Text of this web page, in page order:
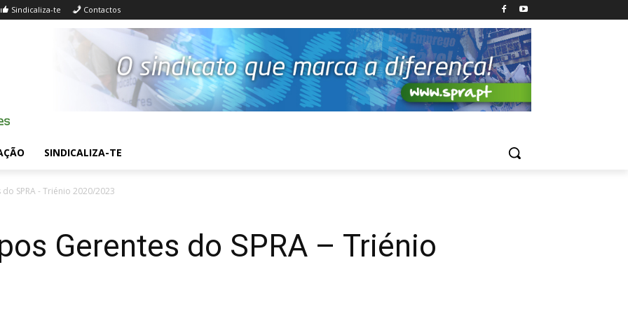
Sindicaliza-te Contactos
SINDICALIZA-TE
SPRA - Triénio 2020/2023
Gerentes do SPRA – Triénio